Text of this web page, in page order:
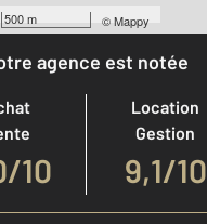
500 m ©Mappy
agence est notée
/10
Location
Gestion
9,1/10